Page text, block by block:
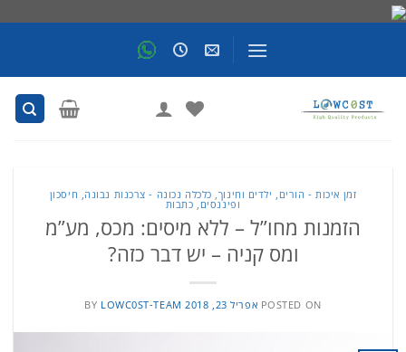
זמן איכות - הורים, ילדים וחינוך, כלכלה נכונה - צרכנות נבונה, חיסכון
ופיננסים , כתבות
הזמנות מחו”ל – ללא מיסים: מכס, מע”מ
ומס קניה – יש דבר כזה?
POSTED ON אפריל 23, 2018 BY LOWC0ST-TEAM